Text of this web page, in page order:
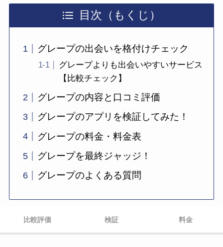
目次（もくじ）
グレープの出会いを格付けチェック
グレープよりも出会いやすいサービス
【比較チェック】
グレープの内容と口コミ評価
グレープのアプリを検証してみた！
グレープの料金・料金表
グレープを最終ジャッジ！
グレープのよくある質問
比較評価 検証 料金